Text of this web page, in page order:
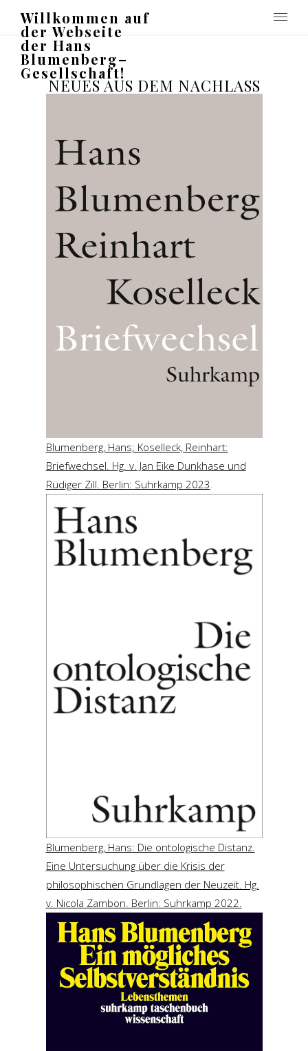
Willkommen auf
der Webseite
der Hans
Blumenberg–
Gesellschaft!
NEUES AUS DEM NACHLASS
Blumenberg, Hans; Koselleck, Reinhart:
Briefwechsel. Hg. v. Jan Eike Dunkhase und
Rüdiger Zill. Berlin: Suhrkamp 2023.
Blumenberg, Hans: Die ontologische Distanz.
Eine Untersuchung über die Krisis der
philosophischen Grundlagen der Neuzeit. Hg.
v. Nicola Zambon. Berlin: Suhrkamp 2022.